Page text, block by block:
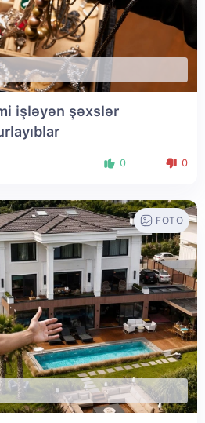
işləyən şəxslər
0 0
FOTO